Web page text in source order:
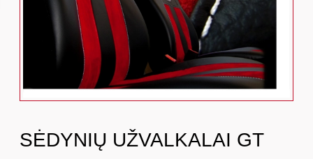
SĖDYNIŲ UŽVALKALAI GT